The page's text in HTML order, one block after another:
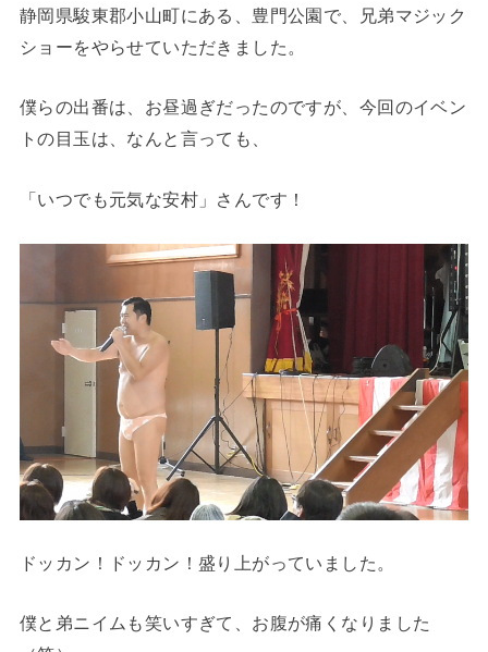
静岡県駿東郡小山町にある、豊門公園で、兄弟マジック
ショーをやらせていただきました。
僕らの出番は、お昼過ぎだったのですが、今回のイベン
トの目玉は、なんと言っても、
「いつでも元気な安村」さんです！
ドッカン！ドッカン！盛り上がっていました。
僕と弟ニイムも笑いすぎて、お腹が痛くなりました